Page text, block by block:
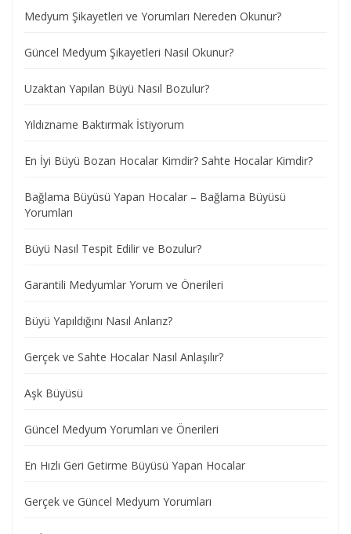
Medyum Şikayetleri ve Yorumları Nereden Okunur?
Güncel Medyum Şikayetleri Nasıl Okunur?
Uzaktan Yapılan Büyü Nasıl Bozulur?
Yıldızname Baktırmak İstiyorum
En İyi Büyü Bozan Hocalar Kimdir? Sahte Hocalar Kimdir?
Bağlama Büyüsü Yapan Hocalar – Bağlama Büyüsü
Yorumları
Büyü Nasıl Tespit Edilir ve Bozulur?
Garantili Medyumlar Yorum ve Önerileri
Büyü Yapıldığını Nasıl Anlarız?
Gerçek ve Sahte Hocalar Nasıl Anlaşılır?
Aşk Büyüsü
Güncel Medyum Yorumları ve Önerileri
En Hızlı Geri Getirme Büyüsü Yapan Hocalar
Gerçek ve Güncel Medyum Yorumları